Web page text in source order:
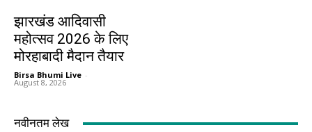
झारखंड आदिवासी
महोत्सव 2026 के लिए
मोरहाबादी मैदान तैयार
Birsa Bhumi Live -
August 8, 2026
नवीनतम लेख